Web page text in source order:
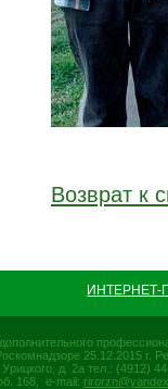
Возврат к
25.12.2015
д. 2а тел.: (4912)
168, e-mail: